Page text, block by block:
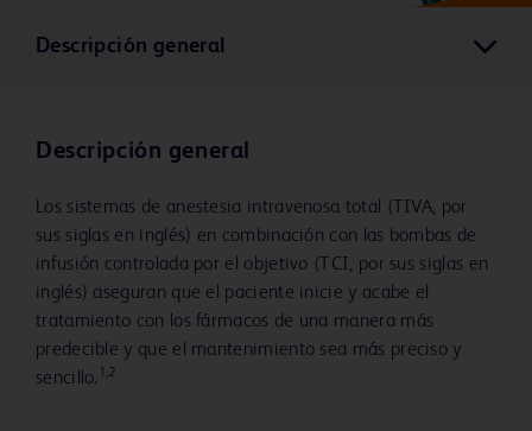
Descripción general
Descripción general
Los sistemas de anestesia intravenosa total (TIVA, por
sus siglas en inglés) en combinación con las bombas de
infusión controlada por el objetivo (TCI, por sus siglas en
inglés) aseguran que el paciente inicie y acabe el
tratamiento con los fármacos de una manera más
predecible y que el mantenimiento sea más preciso y
sencillo. 1,2